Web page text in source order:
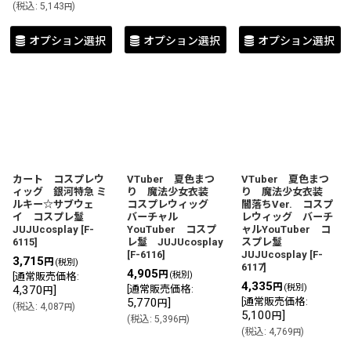
(税込: 5,143円)
オプション選択 オプション選択 オプション選択
カート コスプレウ
ィッグ 銀河特急 ミ
ルキー☆サブウェ
イ コスプレ鬘
JUJUcosplay [F-
6115]
3,715 円 (税別)
通常販売価格:
4,370 円]
(税込: 4,087円)
VTuber 夏色まつ
り 魔法少女衣装
コスプレウィッグ
バーチャル
YouTuber コスプ
レ鬘 JUJUcosplay
[F-6116]
4,905 円 (税別)
通常販売価格:
5,770 円]
(税込: 5,396円)
VTuber 夏色まつ
り 魔法少女衣装
闇落ちVer. コスプ
レウィッグ バーチ
ャルYouTuber コ
スプレ鬘
JUJUcosplay [F-
6117]
4,335 円 (税別)
通常販売価格:
5,100 円]
(税込: 4,769円)